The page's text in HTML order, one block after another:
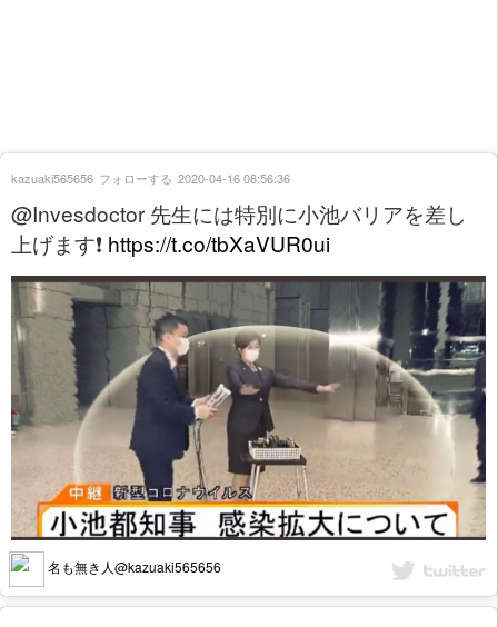
@Invesdoctor 先生には特別に小池バリアを差し
上げます❗ https://t.co/tbXaVUR0ui
名も無き人@kazuaki565656
kazuaki565656 フォローする 2020-04-16 08:56:36